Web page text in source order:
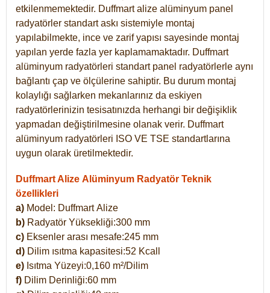
etkilenmemektedir. Duffmart alize alüminyum panel
radyatörler standart askı sistemiyle montaj
yapılabilmekte, ince ve zarif yapısı sayesinde montaj
yapılan yerde fazla yer kaplamamaktadır. Duffmart
alüminyum radyatörleri standart panel radyatörlerle aynı
bağlantı çap ve ölçülerine sahiptir. Bu durum montaj
kolaylığı sağlarken mekanlarınız da eskiyen
radyatörlerinizin tesisatınızda herhangi bir değişiklik
yapmadan değiştirilmesine olanak verir. Duffmart
alüminyum radyatörleri ISO VE TSE standartlarına
uygun olarak üretilmektedir.
Duffmart Alize Alüminyum Radyatör Teknik
özellikleri
a) Model: DuffmartAlize
b) Radyatör Yüksekliği:300 mm
c) Eksenler arası mesafe:245 mm
d) Dilim ısıtma kapasitesi:52 Kcall
e) Isıtma Yüzeyi:0,160 m²/Dilim
f) Dilim Derinliği:60 mm